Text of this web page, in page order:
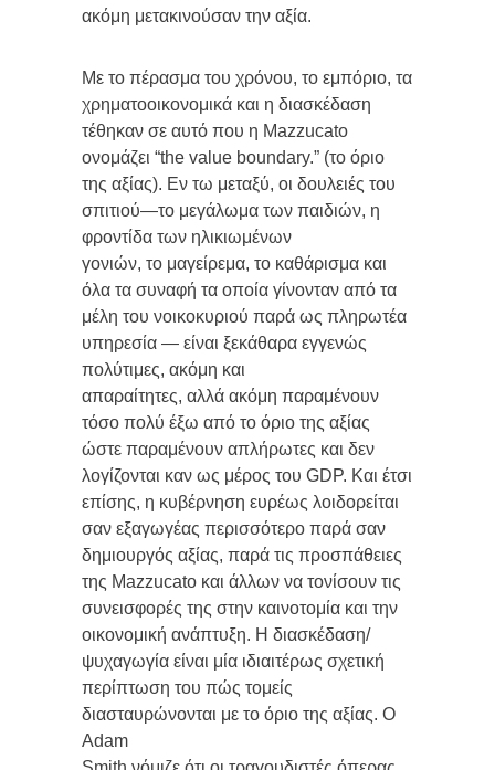
ακόμη μετακινούσαν την αξία.
Με το πέρασμα του χρόνου, το εμπόριο, τα
χρηματοοικονομικά και η διασκέδαση
τέθηκαν σε αυτό που η Mazzucato
ονομάζει “the value boundary.” (το όριο
της αξίας). Εν τω μεταξύ, οι δουλειές του
σπιτιού—το μεγάλωμα των παιδιών, η
φροντίδα των ηλικιωμένων
γονιών, το μαγείρεμα, το καθάρισμα και
όλα τα συναφή τα οποία γίνονταν από τα
μέλη του νοικοκυριού παρά ως πληρωτέα
υπηρεσία — είναι ξεκάθαρα εγγενώς
πολύτιμες, ακόμη και
απαραίτητες, αλλά ακόμη παραμένουν
τόσο πολύ έξω από το όριο της αξίας
ώστε παραμένουν απλήρωτες και δεν
λογίζονται καν ως μέρος του GDP. Και έτσι
επίσης, η κυβέρνηση ευρέως λοιδορείται
σαν εξαγωγέας περισσότερο παρά σαν
δημιουργός αξίας, παρά τις προσπάθειες
της Mazzucato και άλλων να τονίσουν τις
συνεισφορές της στην καινοτομία και την
οικονομική ανάπτυξη. Η διασκέδαση/
ψυχαγωγία είναι μία ιδιαιτέρως σχετική
περίπτωση του πώς τομείς
διασταυρώνονται με το όριο της αξίας. Ο
Adam